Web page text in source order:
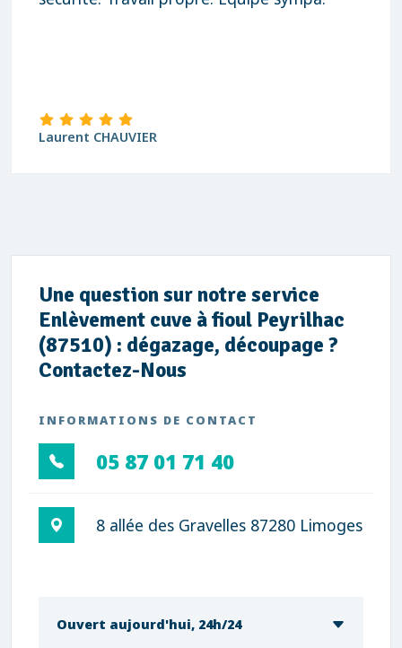
Laurent CHAUVIER
Une question sur notre service
Enlèvement cuve à fioul Peyrilhac
(87510) : dégazage, découpage ?
Contactez-Nous
INFORMATIONS DE CONTACT
05 87 01 71 40
8 allée des Gravelles 87280 Limoges
Ouvert aujourd'hui, 24h/24